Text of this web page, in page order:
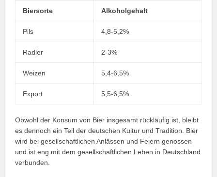
Biersorte Alkoholgehalt
Pils 4,8-5,2%
Radler 2-3%
Weizen 5,4-6,5%
Export 5,5-6,5%
Obwohl der Konsum von Bier insgesamt rückläufig ist, bleibt
es dennoch ein Teil der deutschen Kultur und Tradition. Bier
wird bei gesellschaftlichen Anlässen und Feiern genossen
und ist eng mit dem gesellschaftlichen Leben in Deutschland
verbunden.